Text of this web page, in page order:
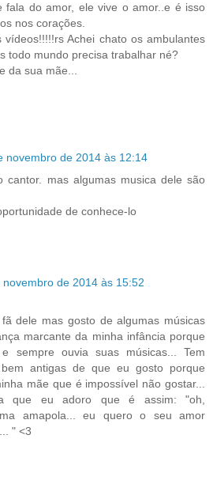
fala do amor, ele vive o amor..e é isso
nos corações.
Achei chato os ambulantes
todo mundo precisa trabalhar né?
da sua mãe...
novembro de 2014 às 12:14
cantor. mas algumas musica dele são
de conhece-lo
novembro de 2014 às 15:52
dele mas gosto de algumas músicas
marcante da minha infância porque
sempre ouvia suas músicas... Tem
antigas de que eu gosto porque
mãe que é impossível não gostar...
que eu adoro que é assim: "oh,
amapola... eu quero o seu amor
" <3